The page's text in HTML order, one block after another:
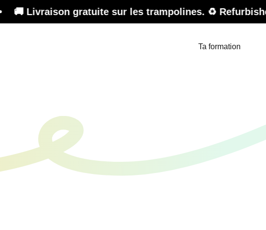
les trampolines. ♻️ Refurbished Sale – jusqu'à
Ta formation